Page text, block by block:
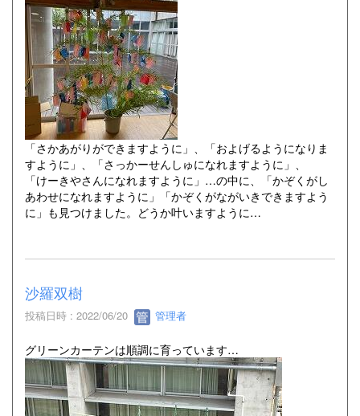
「さかあがりができますように」、「およげるようになりま
すように」、「さっかーせんしゅになれますように」、
「けーきやさんになれますように」…の中に、「かぞくがし
あわせになれますように」「かぞくがながいきできますよう
に」も見つけました。どうか叶いますように…
沙羅双樹
投稿日時 : 2022/06/20 管理者
グリーンカーテンは順調に育っています…